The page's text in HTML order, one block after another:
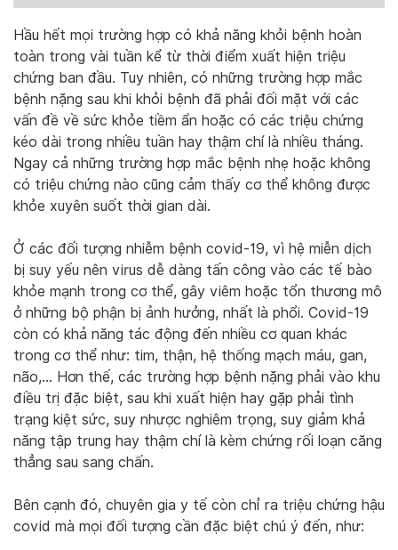
Hầu hết mọi trường hợp có khả năng khỏi bệnh hoàn
toàn trong vài tuần kể từ thời điểm xuất hiện triệu
chứng ban đầu. Tuy nhiên, có những trường hợp mắc
bệnh nặng sau khi khỏi bệnh đã phải đối mặt với các
vấn đề về sức khỏe tiềm ẩn hoặc có các triệu chứng
kéo dài trong nhiều tuần hay thậm chí là nhiều tháng.
Ngay cả những trường hợp mắc bệnh nhẹ hoặc không
có triệu chứng nào cũng cảm thấy cơ thể không được
khỏe xuyên suốt thời gian dài.
Ở các đối tượng nhiễm bệnh covid-19, vì hệ miễn dịch
bị suy yếu nên virus dễ dàng tấn công vào các tế bào
khỏe mạnh trong cơ thể, gây viêm hoặc tổn thương mô
ở những bộ phận bị ảnh hưởng, nhất là phổi. Covid-19
còn có khả năng tác động đến nhiều cơ quan khác
trong cơ thể như: tim, thận, hệ thống mạch máu, gan,
não,… Hơn thế, các trường hợp bệnh nặng phải vào khu
điều trị đặc biệt, sau khi xuất hiện hay gặp phải tình
trạng kiệt sức, suy nhược nghiêm trọng, suy giảm khả
năng tập trung hay thậm chí là kèm chứng rối loạn căng
thẳng sau sang chấn.
Bên cạnh đó, chuyên gia y tế còn chỉ ra triệu chứng hậu
covid mà mọi đối tượng cần đặc biệt chú ý đến, như: